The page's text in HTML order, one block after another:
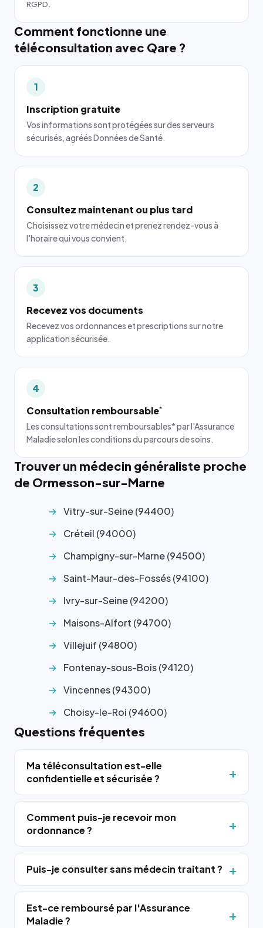
RGPD.
Comment fonctionne une
téléconsultation avec Qare ?
1
Inscription gratuite
Vos informations sont protégées sur des serveurs
sécurisés, agréés Données de Santé.
2
Consultez maintenant ou plus tard
Choisissez votre médecin et prenez rendez-vous à
l'horaire qui vous convient.
3
Recevez vos documents
Recevez vos ordonnances et prescriptions sur notre
application sécurisée.
4
Consultation remboursable*
Les consultations sont remboursables* par l'Assurance
Maladie selon les conditions du parcours de soins.
Trouver un médecin généraliste proche
de Ormesson-sur-Marne
Vitry-sur-Seine (94400)
Créteil (94000)
Champigny-sur-Marne (94500)
Saint-Maur-des-Fossés (94100)
Ivry-sur-Seine (94200)
Maisons-Alfort (94700)
Villejuif (94800)
Fontenay-sous-Bois (94120)
Vincennes (94300)
Choisy-le-Roi (94600)
Questions fréquentes
Ma téléconsultation est-elle
confidentielle et sécurisée ?
Comment puis-je recevoir mon
ordonnance ?
Puis-je consulter sans médecin traitant ?
Est-ce remboursé par l'Assurance
Maladie ?